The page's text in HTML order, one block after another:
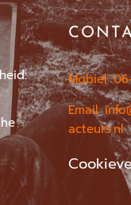
Mobiel:
Email:
acteurs.nl